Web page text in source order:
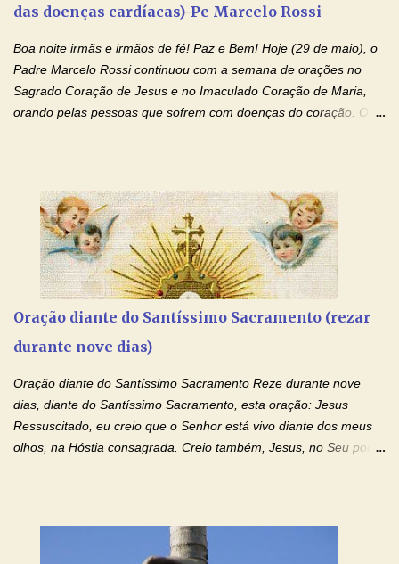
droga. Senhor, Pai Poderoso e cheio de Misericórdia, na
drogas, c...
das doenças cardíacas)-Pe Marcelo Rossi
Boa noite irmãs e irmãos de fé! Paz e Bem! Hoje (29 de maio), o
Padre Marcelo Rossi continuou com a semana de orações no
Sagrado Coração de Jesus e no Imaculado Coração de Maria,
orando pelas pessoas que sofrem com doenças do coração. O
esta abençoada semana de orações no programa de rádio
Momento de Fé, vamos juntos formar uma forte corrente de
orações com o Padre Marcelo. Não desista do milagre, da cura;
tenha fé, creia firmemente e ore incessantemente até que o
Kairós aconteça em sua vida. Fique no Amor Ágape de Jesus e
Mensagem do Padre Marcelo Rossi por E-mail: Amados!! Nesta
quarta feira, vamos orar pelas pessoas que sofrem com as
IMACULADO CORAÇÃO DE MAR...
Oração diante do Santíssimo Sacramento (rezar
durante nove dias)
Oração diante do Santíssimo Sacramento Reze durante nove
dias, diante do Santíssimo Sacramento, esta oração: Jesus
Ressuscitado, eu creio que o Senhor está vivo diante dos meus
olhos, na Hóstia consagrada. Creio também, Jesus, no Seu poder
creio, Jesus, e clamo que este Sangue seja agora derramado
sobre mim e sobre todos os meus familiares. Eu peço, Senhor